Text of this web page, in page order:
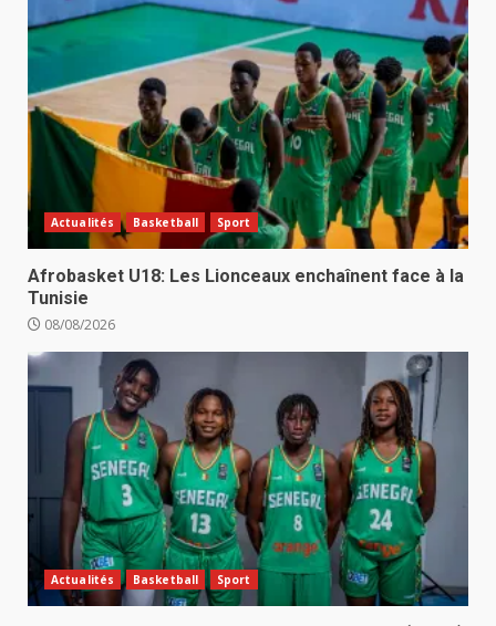
Actualités Basketball Sport
Afrobasket U18: Les Lionceaux enchaînent face à la
Tunisie
08/08/2026
Actualités Basketball Sport